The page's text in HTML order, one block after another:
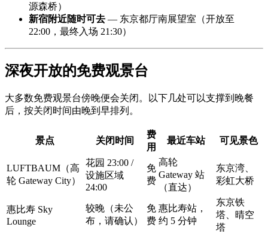
源森桥）
新宿附近随时可去 — 东京都厅南展望室（开放至
22:00，最终入场 21:30）
深夜开放的免费观景台
大多数免费观景台傍晚便会关闭。以下几处可以支撑到晚餐
后，按关闭时间由晚到早排列。
景点 关闭时间
费
用
最近车站 可见景色
LUFTBAUM（高
轮 Gateway City）
花园 23:00 /
设施区域
24:00
免
费
高轮
Gateway 站
（直达）
东京湾、
彩虹大桥
惠比寿 Sky
Lounge
较晚（未公
布，请确认）
免
费
惠比寿站，
约 5 分钟
东京铁
塔、晴空
塔